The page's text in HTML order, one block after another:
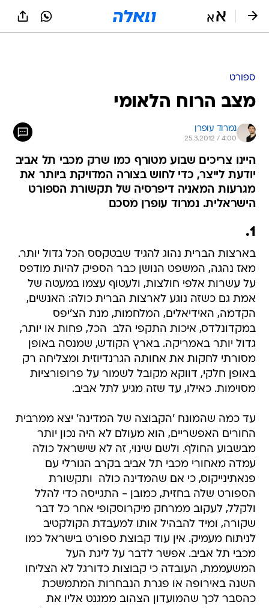
מצב הרוח הלאומי
נמרוד עופרן
25.3.2012 / 4:00
היינו צריכים שבוע מטורף כמו שרק מכבי תל אביב
יודעת לייצר, כדי לחוש בצורה המדויקת ביותר את
מגרעות המאניה דיפרסיה של תקשורת הספורט
הישראלית. נמרוד עופרן מסכם
1.
בארצות הברית נהוג להגיד שבטקסס הכל גדול יותר.
מאז נהגה, המשפט הנושן כבר הספיק להיות מודפס
על עשרות אלפי חולצות, ולעטוף עצמו במעטה של
אמת גם כשזה נוגע לארצות הברית כולה: האנשים,
הקדמה, האידיאלים, המלחמות, מנת הצ'יפס
במקדונלדס, איכות התקפי הלב  הכל, פחות או יותר,
גדול יותר באמריקה. בארץ הקודש, שמנסה באופן
מסורתי לחקות את אחותה הגרנדיוזית ומצליחה רק
באופן חלקי, דווקא מקובל לשמור על פרופורציות
מסוימות. כאילו, עד שזה מגיע לתל אביב.
עד כמה שהמונח 'הקבוצה של המדינה' יצא ממרבית
מבשבוע החולף. ולשם שינוי, זה לא שישראל כולה
עמדה מאחורי מכבי תל אביב בקרב הגורלי עם
פנאתינייקוס, כי אם שהמדינה כולה  ותקשורת
הספורט שלה בחזית, כמובן - התגייסה כדי להלל
ולקלל, לעקוב ממרחק מיקרוסקופי אחר כל דבר
שקורה, ומיד להבהיל אותו למעבדת הקולקטיב
לניתוח מעמיק. אין עוד קבוצת ספורט בישראל כמו
מכבי תל אביב. אפשר לדבר על ליגת העל
המשעממת, העובדה כי קבוצות כדורגל לא הצליחו
השנה באירופה או פגרת הנבחרות המתמשכת
כהסבר לכך שהמועדון הצהוב ממגנט אליו את
תשומת הלב הציבורית, אך מהאמת אי אפשר לברוח:
רק נבחרת ישראל, אם בכלל, מסוגלת לייצר כל כך